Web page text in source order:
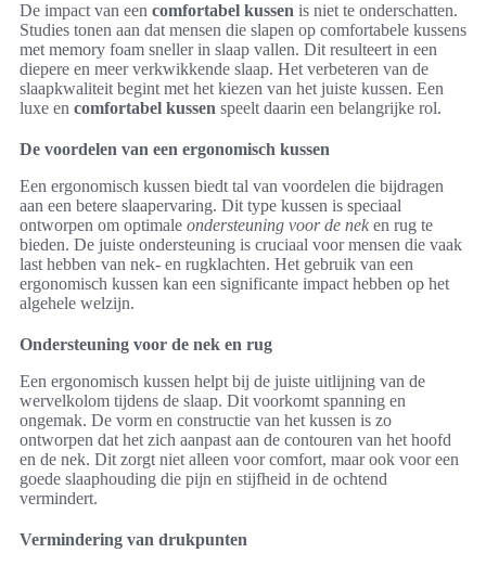
De impact van een comfortabel kussen is niet te onderschatten.
Studies tonen aan dat mensen die slapen op comfortabele kussens
met memory foam sneller in slaap vallen. Dit resulteert in een
diepere en meer verkwikkende slaap. Het verbeteren van de
slaapkwaliteit begint met het kiezen van het juiste kussen. Een
luxe en comfortabel kussen speelt daarin een belangrijke rol.
De voordelen van een ergonomisch kussen
Een ergonomisch kussen biedt tal van voordelen die bijdragen
aan een betere slaapervaring. Dit type kussen is speciaal
ontworpen om optimale ondersteuning voor de nek en rug te
bieden. De juiste ondersteuning is cruciaal voor mensen die vaak
last hebben van nek- en rugklachten. Het gebruik van een
ergonomisch kussen kan een significante impact hebben op het
algehele welzijn.
Ondersteuning voor de nek en rug
Een ergonomisch kussen helpt bij de juiste uitlijning van de
wervelkolom tijdens de slaap. Dit voorkomt spanning en
ongemak. De vorm en constructie van het kussen is zo
ontworpen dat het zich aanpast aan de contouren van het hoofd
en de nek. Dit zorgt niet alleen voor comfort, maar ook voor een
goede slaaphouding die pijn en stijfheid in de ochtend
vermindert.
Vermindering van drukpunten